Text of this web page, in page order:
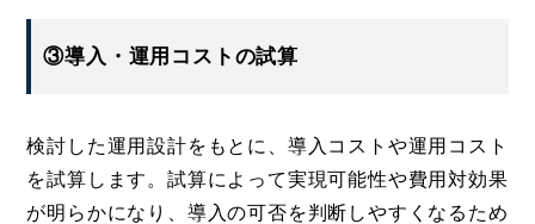
③導入・運用コストの試算
検討した運用設計をもとに、導入コストや運用コスト
を試算します。試算によって実現可能性や費用対効果
が明らかになり、導入の可否を判断しやすくなるため